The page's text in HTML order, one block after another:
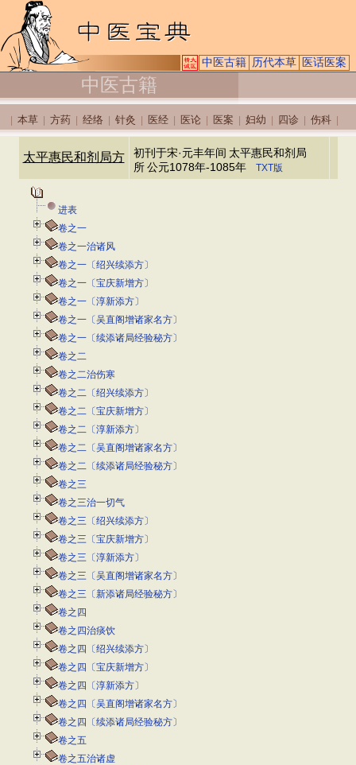
中医古籍 历代本草 医话医案
中医古籍
本草 方药 经络 针灸 医经 医论 医案 妇幼 四诊 伤科
太平惠民和剂局方 初刊于宋·元丰年间 太平惠民和剂局
所 公元1078年-1085年 TXT版
进表
卷之一
卷之一治诸风
卷之一〔绍兴续添方〕
卷之一〔宝庆新增方〕
卷之一〔淳新添方〕
卷之一〔吴直阁增诸家名方〕
卷之一〔续添诸局经验秘方〕
卷之二
卷之二治伤寒
卷之二〔绍兴续添方〕
卷之二〔宝庆新增方〕
卷之二〔淳新添方〕
卷之二〔吴直阁增诸家名方〕
卷之二〔续添诸局经验秘方〕
卷之三
卷之三治一切气
卷之三〔绍兴续添方〕
卷之三〔宝庆新增方〕
卷之三〔淳新添方〕
卷之三〔吴直阁增诸家名方〕
卷之三〔新添诸局经验秘方〕
卷之四
卷之四治痰饮
卷之四〔绍兴续添方〕
卷之四〔宝庆新增方〕
卷之四〔淳新添方〕
卷之四〔吴直阁增诸家名方〕
卷之四〔续添诸局经验秘方〕
卷之五
卷之五治诸虚